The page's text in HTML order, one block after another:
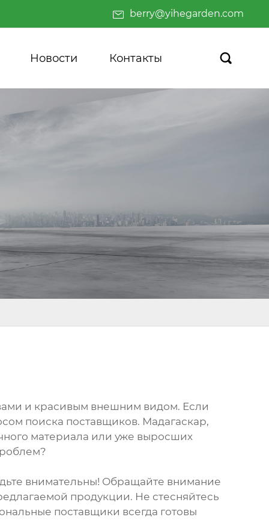
berry@yihegarden.com
Новости Контакты 
и красивым внешним видом. Если
поиска поставщиков. Мадагаскар,
материала или уже выросших
внимательны! Обращайте внимание
продукции. Не стесняйтесь
поставщики всегда готовы